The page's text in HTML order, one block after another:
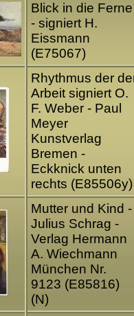
Blick in die Ferne
- signiert H.
Eissmann
(E75067)
Rhythmus der
Arbeit signiert O.
F. Weber - Paul
Meyer
Kunstverlag
Bremen -
Eckknick unten
rechts (E85506y)
Mutter und Kind -
Julius Schrag -
Verlag Hermann
A. Wiechmann
München Nr.
9123 (E85816)
(N)